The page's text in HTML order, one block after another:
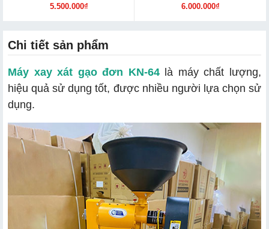
5.500.000₫
6.000.000₫
Chi tiết sản phẩm
Máy xay xát gạo đơn KN-64là máy chất lượng,
hiệu quả sử dụng tốt, được nhiều người lựa chọn sử
dụng.